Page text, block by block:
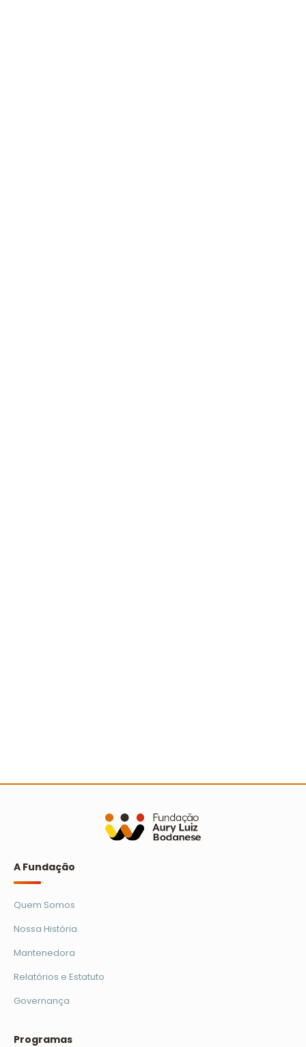
A Turminha da Reciclagem marca 25 anos com
Ler mais
A Fundação
Quem Somos
Nossa História
Mantenedora
Relatórios e Estatuto
Governança
Programas